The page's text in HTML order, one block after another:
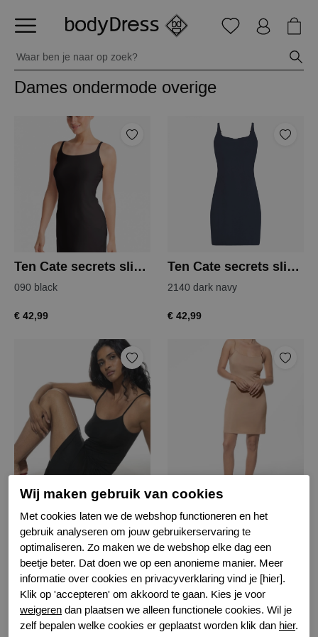
Dames ondermode overige
Ten Cate secrets slipdress
090 black
€ 42,99
Ten Cate secrets slipdress
2140 dark navy
€ 42,99
Mey onderjurk bodydress
Zwart-2024
€ 62,99
Huid 2024
€ 62,99
Filter
Wij maken gebruik van cookies
Met cookies laten we de webshop functioneren en het
gebruik analyseren om jouw gebruikerservaring te
optimaliseren. Zo maken we de webshop elke dag een
beetje beter. Dat doen we op een anonieme manier. Meer
informatie over cookies en privacyverklaring vind je [hier].
Klik op 'accepteren' om akkoord te gaan. Kies je voor
weigeren dan plaatsen we alleen functionele cookies. Wil je
zelf bepalen welke cookies er geplaatst worden klik dan hier.